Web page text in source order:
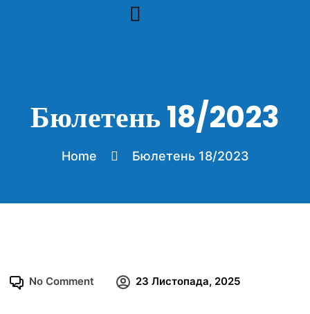
Бюлетень 18/2023
Home Бюлетень 18/2023
No Comment 23 Листопада, 2025